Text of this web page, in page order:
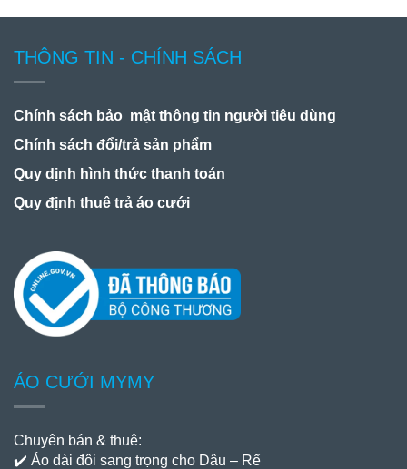
THÔNG TIN - CHÍNH SÁCH
Chính sách bảo mật thông tin người tiêu dùng
Chính sách đổi/trả sản phẩm
Quy dịnh hình thức thanh toán
Quy định thuê trả áo cưới
ÁO CƯỚI MYMY
Chuyên bán & thuê:
✔️ Áo dài đôi sang trọng cho Dâu – Rể